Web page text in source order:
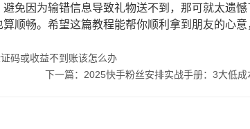
避免因为输错信息导致礼物送不到，那可就太遗憾
顺畅。希望这篇教程能帮你顺利拿到朋友的心
码或收益不到账该怎么办
下一篇：2025快手粉丝安排实战手册：3大低